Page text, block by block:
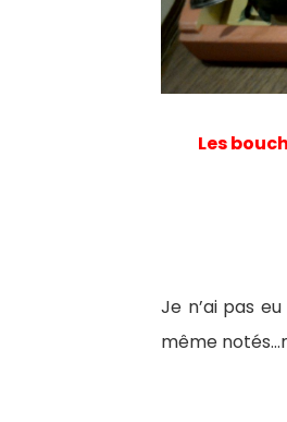
Les
Je n’ai pas
même